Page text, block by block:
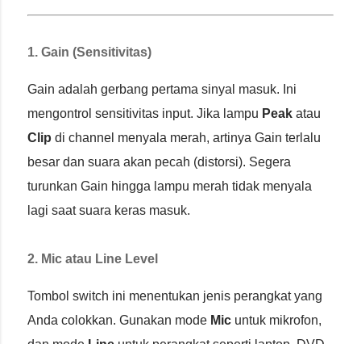
1. Gain (Sensitivitas)
Gain adalah gerbang pertama sinyal masuk. Ini
mengontrol sensitivitas input. Jika lampu Peak atau
Clip di channel menyala merah, artinya Gain terlalu
besar dan suara akan pecah (distorsi). Segera
turunkan Gain hingga lampu merah tidak menyala
lagi saat suara keras masuk.
2. Mic atau Line Level
Tombol switch ini menentukan jenis perangkat yang
Anda colokkan. Gunakan mode Mic untuk mikrofon,